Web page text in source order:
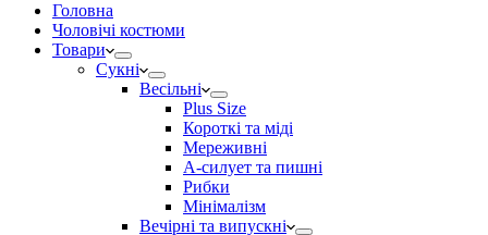
Головна
Чоловічі костюми
Товари
Сукні
Весільні
Plus Size
Короткі та міді
Мереживні
А-силует та пишні
Рибки
Мінімалізм
Вечірні та випускні